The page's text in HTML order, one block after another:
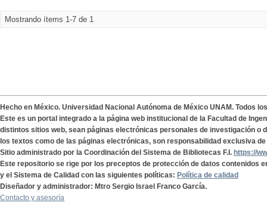
Mostrando ítems 1-7 de 1
Hecho en México. Universidad Nacional Autónoma de México UNAM. Todos
Este es un portal integrado a la página web institucional de la Facultad de
distintos sitios web, sean páginas electrónicas personales de investigación o
los textos como de las páginas electrónicas, son responsabilidad exclusiva
Sitio administrado por la Coordinación del Sistema de Bibliotecas F.I. https://
Este repositorio se rige por los preceptos de protección de datos contenidos
y el Sistema de Calidad con las siguientes políticas: Política de calidad
Diseñador y administrador: Mtro Sergio Israel Franco García.
Contacto y asesoría